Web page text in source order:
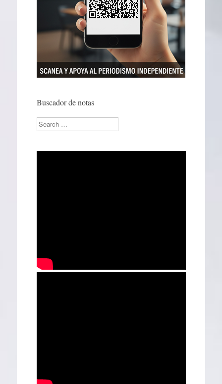
Buscador de notas
Search